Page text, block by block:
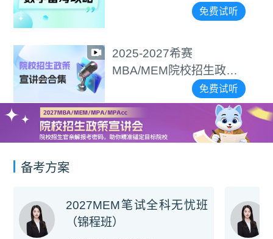
免费试听
2025-2027希赛
MBA/MEM院校招生政策
免费试听
备考方案
2027MEM笔试全科无忧班
（锦程班）